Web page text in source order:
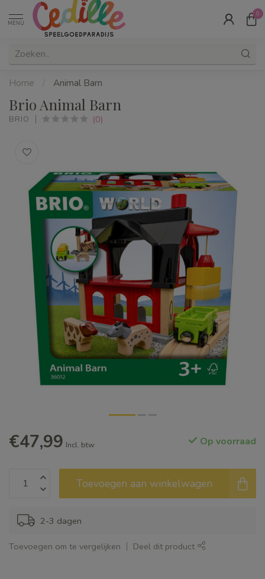
MENU
0
Home / Animal Barn
Brio Animal Barn
BRIO (0)
€47,99 Incl. btw Op voorraad
Toevoegen aan winkelwagen
2-3 dagen
Toevoegen om te vergelijken Deel dit product